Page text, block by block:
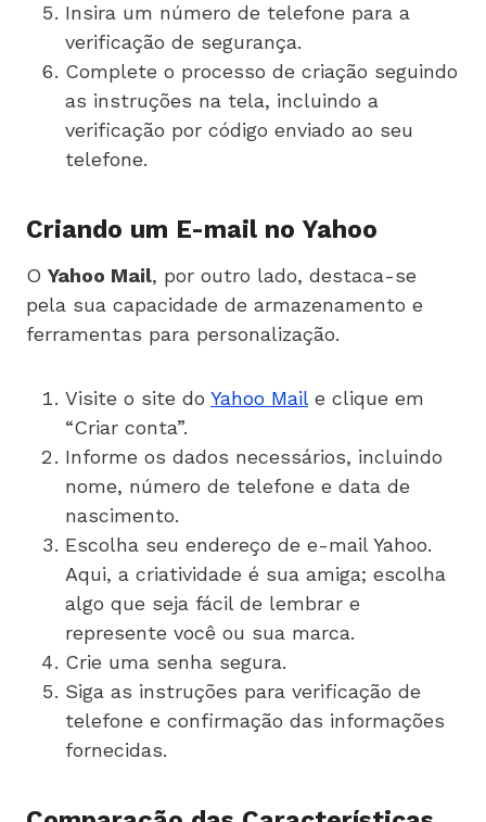
Insira um número de telefone para a
verificação de segurança.
Complete o processo de criação seguindo
as instruções na tela, incluindo a
verificação por código enviado ao seu
telefone.
Criando um E-mail no Yahoo
O Yahoo Mail, por outro lado, destaca-se
pela sua capacidade de armazenamento e
ferramentas para personalização.
Visite o site do Yahoo Maile clique em
“Criar conta”.
Informe os dados necessários, incluindo
nome, número de telefone e data de
nascimento.
Escolha seu endereço de e-mail Yahoo.
Aqui, a criatividade é sua amiga; escolha
algo que seja fácil de lembrar e
represente você ou sua marca.
Crie uma senha segura.
Siga as instruções para verificação de
telefone e confirmação das informações
fornecidas.